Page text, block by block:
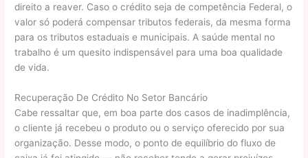
direito a reaver. Caso o crédito seja de competência Federal, o
valor só poderá compensar tributos federais, da mesma forma
para os tributos estaduais e municipais. A saúde mental no
trabalho é um quesito indispensável para uma boa qualidade
de vida.
Recuperação De Crédito No Setor Bancário
Cabe ressaltar que, em boa parte dos casos de inadimplência,
o cliente já recebeu o produto ou o serviço oferecido por sua
organização. Desse modo, o ponto de equilíbrio do fluxo de